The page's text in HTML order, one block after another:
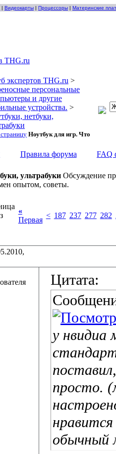
| Видеокарты | Процессоры | Материнские
экспертов THG.ru >
персональные
и другие
устройства. >
нетбуки,
Ноутбук для игр. Что
Правила форума FAQ
ультрабуки Обсуждение
опытом, советы.
«
Первая
< 187 237 277 282
Цитата:
у нвидиа
просто.
обычный